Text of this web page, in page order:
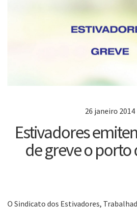
26 janeiro 2014
Estivadores
de greve o porto
O Sindicato dos Estivadores,